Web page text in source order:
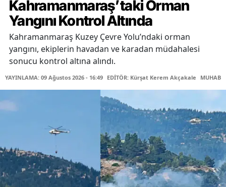
Kahramanmaraş’taki Orman
Yangını Kontrol Altında
Kahramanmaraş Kuzey Çevre Yolu’ndaki orman
yangını, ekiplerin havadan ve karadan müdahalesi
sonucu kontrol altına alındı.
YAYINLAMA: 09 Ağustos 2026 - 16:49 EDİTÖR: Kürşat Kerem Akçakale